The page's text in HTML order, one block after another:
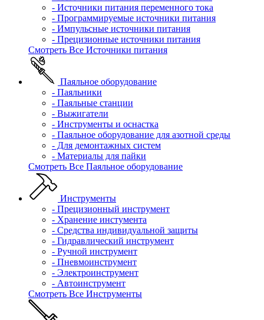
- Источники питания переменного тока
- Программируемые источники питания
- Импульсные источники питания
- Прецизионные источники питания
Смотреть Все Источники питания
Паяльное оборудование
- Паяльники
- Паяльные станции
- Выжигатели
- Инструменты и оснастка
- Паяльное оборудование для азотной среды
- Для демонтажных систем
- Материалы для пайки
Смотреть Все Паяльное оборудование
Инструменты
- Прецизионный инструмент
- Хранение инстумента
- Средства индивидуальной защиты
- Гидравлический инструмент
- Ручной инструмент
- Пневмоинструмент
- Электроинструмент
- Автоинструмент
Смотреть Все Инструменты